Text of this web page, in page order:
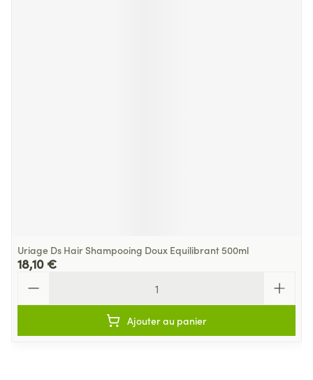
Uriage Ds Hair Shampooing Doux Equilibrant 500ml
18,10 €
Ajouter au panier